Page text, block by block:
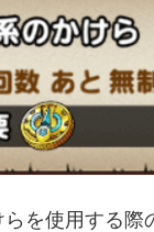
を使用する際